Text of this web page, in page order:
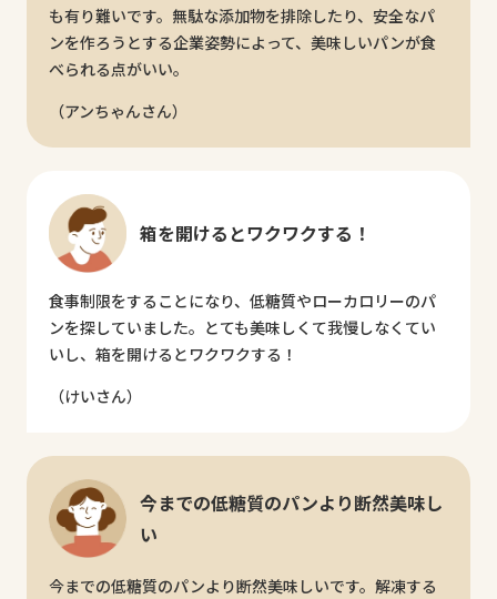
も有り難いです。無駄な添加物を排除したり、安全なパ
ンを作ろうとする企業姿勢によって、美味しいパンが食
べられる点がいい。
（アンちゃんさん）
箱を開けるとワクワクする！
食事制限をすることになり、低糖質やローカロリーのパ
ンを探していました。とても美味しくて我慢しなくてい
いし、箱を開けるとワクワクする！
（けいさん）
今までの低糖質のパンより断然美味し
い
今までの低糖質のパンより断然美味しいです。解凍する